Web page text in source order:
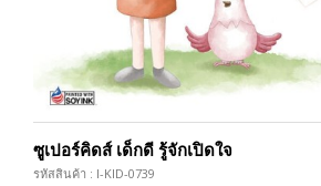
ซูเปอร์คิดส์ เด็กดี รู้จักเปิดใจ
รหัสสินค้า : I-KID-0739